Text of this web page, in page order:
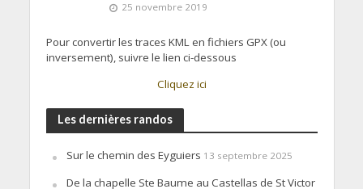
25 novembre 2019
Pour convertir les traces KML en fichiers GPX (ou
inversement), suivre le lien ci-dessous
Cliquez ici
Les dernières randos
Sur le chemin des Eyguiers 13 septembre 2025
De la chapelle Ste Baume au Castellas de St Victor